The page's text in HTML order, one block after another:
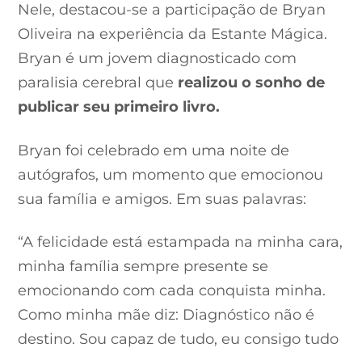
Nele, destacou-se a participação de Bryan
Oliveira na experiência da Estante Mágica.
Bryan é um jovem diagnosticado com
paralisia cerebral que realizou o sonho de
publicar seu primeiro livro.
Bryan foi celebrado em uma noite de
autógrafos, um momento que emocionou
sua família e amigos. Em suas palavras:
“A felicidade está estampada na minha cara,
minha família sempre presente se
emocionando com cada conquista minha.
Como minha mãe diz: Diagnóstico não é
destino. Sou capaz de tudo, eu consigo tudo